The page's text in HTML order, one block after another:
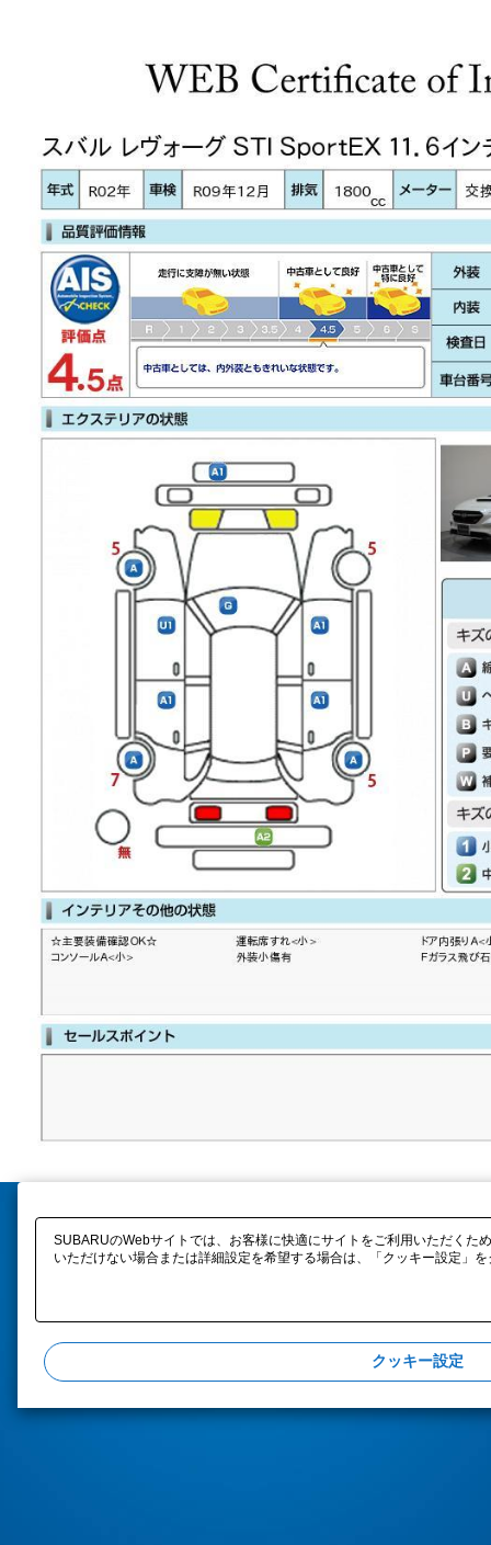
SUBARUのWebサイトでは、お客様に快適にサイトをご利用いただくた
いただけない場合または詳細設定を希望する場合は、「クッキー設定」
クッキー設定